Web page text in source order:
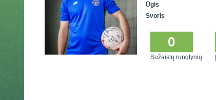
Ūgis
Svoris
0
Sužaistų rungtynių